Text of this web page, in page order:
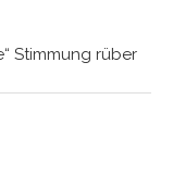
Stimmung rüber